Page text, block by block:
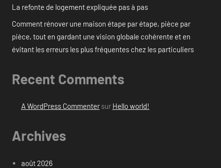
La refonte de logement expliquée pas à pas
Comment rénover une maison étape par étape, pièce par
pièce, tout en gardant une vision globale cohérente et en
évitant les erreurs les plus fréquentes chez les particuliers
Recent Comments
A WordPress Commentersur Hello world!
Archives
août 2026